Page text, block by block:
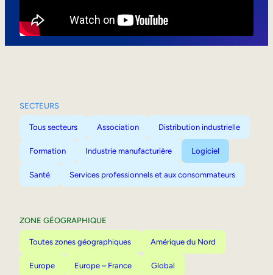
SECTEURS
Tous secteurs Association Distribution industrielle
Formation Industrie manufacturière Logiciel
Santé Services professionnels et aux consommateurs
ZONE GÉOGRAPHIQUE
Toutes zones géographiques Amérique du Nord
Europe Europe – France Global